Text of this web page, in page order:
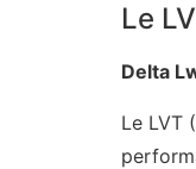
Le
Delta
Le LVT